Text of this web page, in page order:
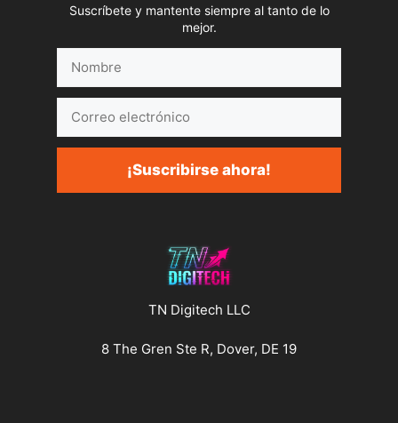
Suscríbete y mantente siempre al tanto de lo
mejor.
electrónico
¡Suscribirse ahora!
TN Digitech LLC
8 The Gren Ste R, Dover, DE 19